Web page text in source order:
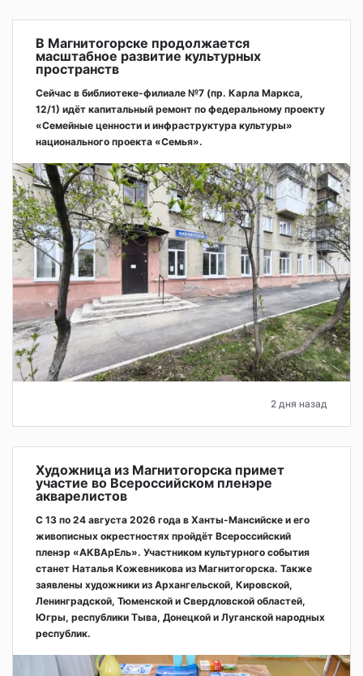
В Магнитогорске продолжается
масштабное развитие культурных
пространств
Сейчас в библиотеке-филиале №7 (пр. Карла Маркса,
12/1) идёт капитальный ремонт по федеральному проекту
«Семейные ценности и инфраструктура культуры»
национального проекта «Семья».
2 дня назад
Художница из Магнитогорска примет
участие во Всероссийском пленэре
акварелистов
С 13 по 24 августа 2026 года в Ханты-Мансийске и его
живописных окрестностях пройдёт Всероссийский
пленэр «АКВАрЕль». Участником культурного события
станет Наталья Кожевникова из Магнитогорска. Также
заявлены художники из Архангельской, Кировской,
Ленинградской, Тюменской и Свердловской областей,
Югры, республики Тыва, Донецкой и Луганской народных
республик.